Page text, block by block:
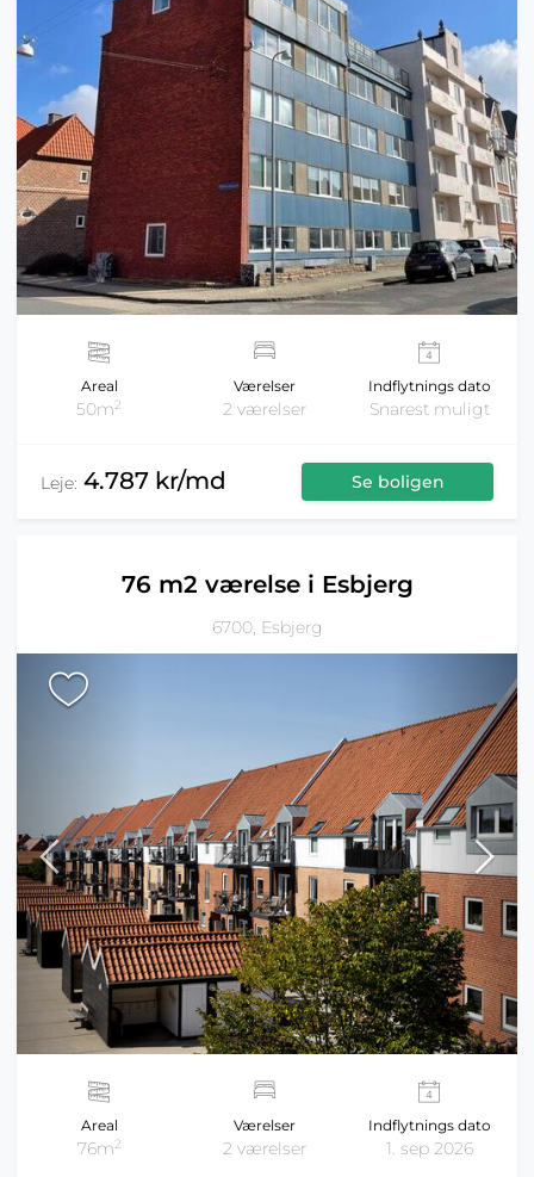
Areal
50m2
Værelser
2 værelser
Indflytnings dato
Snarest muligt
Leje: 4.787 kr/md Se boligen
76 m2 værelse i Esbjerg
6700, Esbjerg
Areal
76m2
Værelser
2 værelser
Indflytnings dato
1. sep 2026